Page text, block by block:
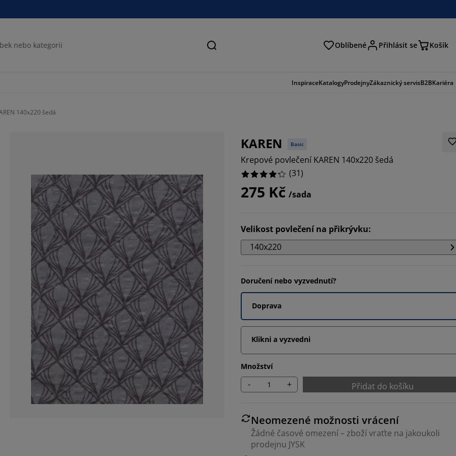
Hledat Oblíbené Přihlásit se Košík
InspiraceKatalogyProdejnyZákaznický servisB2BKariéra
140x220 šedá
KAREN Basic
Krepové povlečení KAREN 140x220 šedá
(31)
275 Kč /sada
Velikost povlečení na přikrývku:
140x220
Doručení nebo vyzvednutí?
Doprava
Klikni a vyzvedni
Množství
- + Přidat do košíku
Neomezené možnosti vrácení
Žádné časové omezení – zboží vraťte na jakoukoli
prodejnu JYSK
67.74193548387096%
9.67741935483871%
9.67741935483871%
3.225806451612903%
9.67741935483871%